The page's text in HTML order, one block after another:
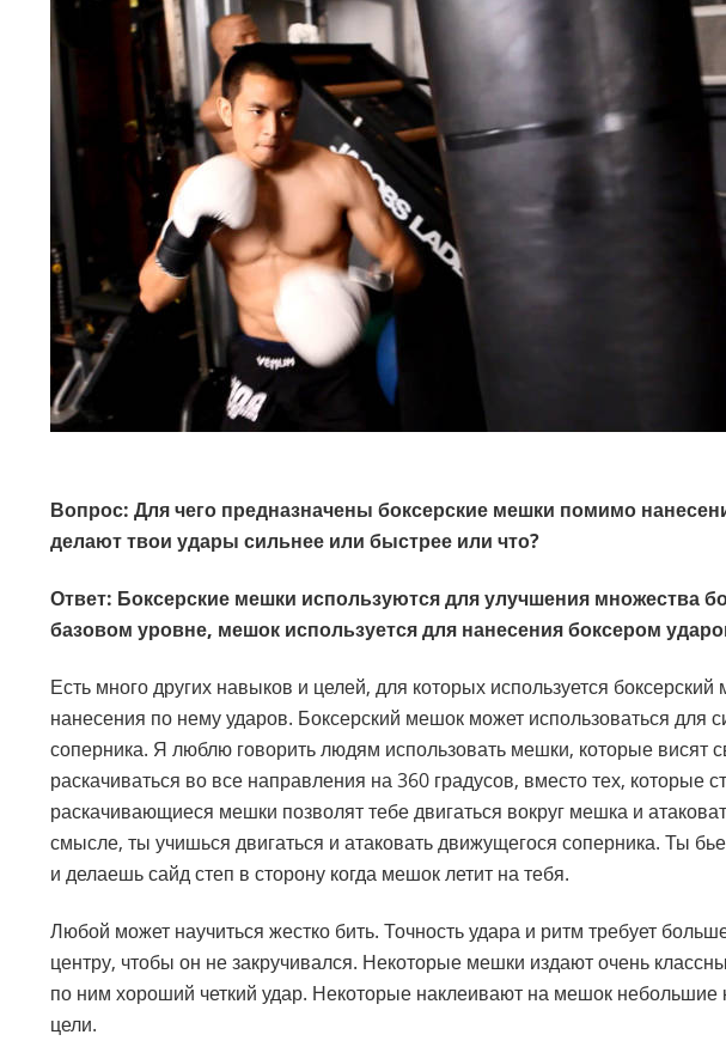
Вопрос: Для чего предназначены боксерские мешки помимо
делают твои удары сильнее или быстрее или что?
Ответ: Боксерские мешки используются для улучшения множества
базовом уровне, мешок используется для нанесения боксером
Есть много других навыков и целей, для которых используется
нанесения по нему ударов. Боксерский мешок может использоваться для
соперника. Я люблю говорить людям использовать мешки, которые висят
раскачиваться во все направления на 360 градусов, вместо тех, которые
раскачивающиеся мешки позволят тебе двигаться вокруг мешка и
смысле, ты учишься двигаться и атаковать движущегося соперника. Ты
и делаешь сайд степ в сторону когда мешок летит на тебя.
Любой может научиться жестко бить. Точность удара и ритм требует
центру, чтобы он не закручивался. Некоторые мешки издают очень
по ним хороший четкий удар. Некоторые наклеивают на мешок небольшие
цели.